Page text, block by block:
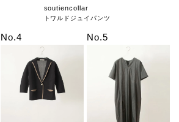
soutiencollar
トワルドジュイパンツ
No.4 No.5